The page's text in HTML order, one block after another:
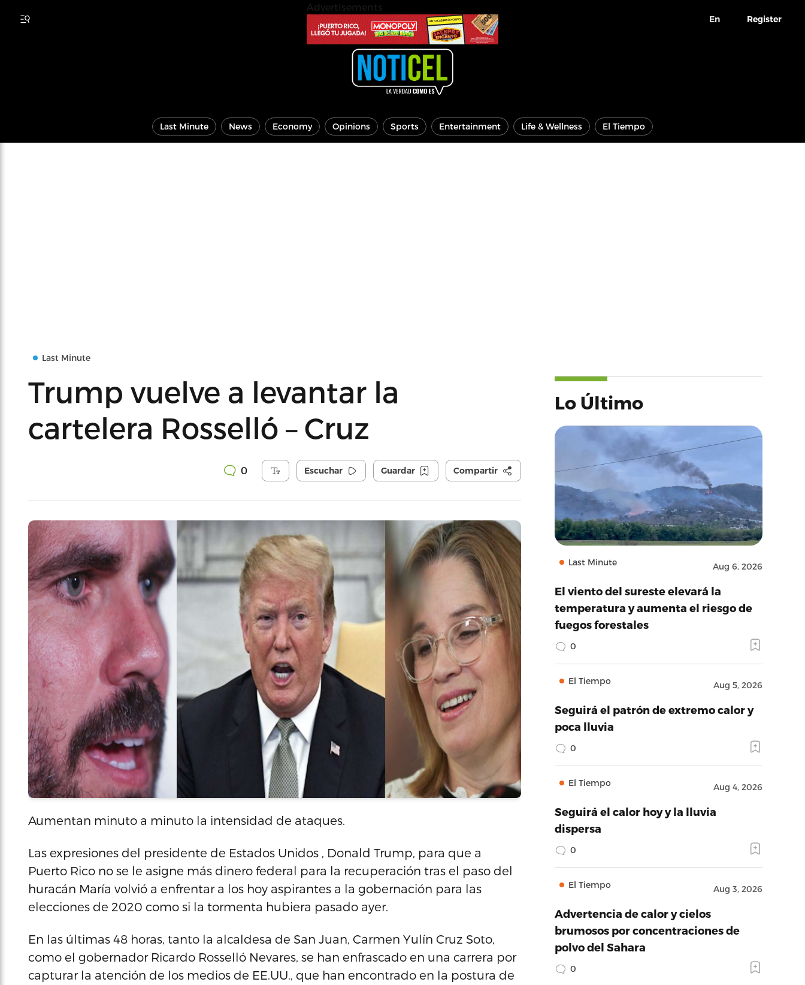
En Register
Last Minute News Economy Opinions Sports Entertainment Life & Wellness El Tiempo
Last Minute
Trump vuelve a levantar la
cartelera Rosselló – Cruz
0 Escuchar Guardar Compartir
Aumentan minuto a minuto la intensidad de ataques.
Las expresiones del presidente de Estados Unidos , Donald Trump, para que a
Puerto Rico no se le asigne más dinero federal para la recuperación tras el paso del
huracán María volvió a enfrentar a los hoy aspirantes a la gobernación para las
elecciones de 2020 como si la tormenta hubiera pasado ayer.
En las últimas 48 horas, tanto la alcaldesa de San Juan, Carmen Yulín Cruz Soto,
como el gobernador Ricardo Rosselló Nevares, se han enfrascado en una carrera por
capturar la atención de los medios de EE.UU., que han encontrado en la postura de
Lo Último
Last Minute Aug 6, 2026
El viento del sureste elevará la
temperatura y aumenta el riesgo de
fuegos forestales
0
El Tiempo Aug 5, 2026
Seguirá el patrón de extremo calor y
poca lluvia
0
El Tiempo Aug 4, 2026
Seguirá el calor hoy y la lluvia
dispersa
0
El Tiempo Aug 3, 2026
Advertencia de calor y cielos
brumosos por concentraciones de
polvo del Sahara
0